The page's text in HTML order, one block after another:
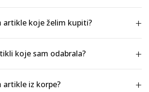
artikle koje želim kupiti?
koje sam odabrala?
artikle iz korpe?